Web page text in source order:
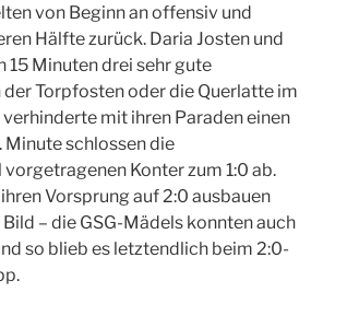
von Beginn an offensiv und
Hälfte zurück. Daria Josten und
15 Minuten drei sehr gute
Torpfosten oder die Querlatte im
mit ihren Paraden einen
Minute schlossen die
Konter zum 1:0 ab.
Vorsprung auf 2:0 ausbauen
– die GSG-Mädels konnten auch
so blieb es letztendlich beim 2:0-